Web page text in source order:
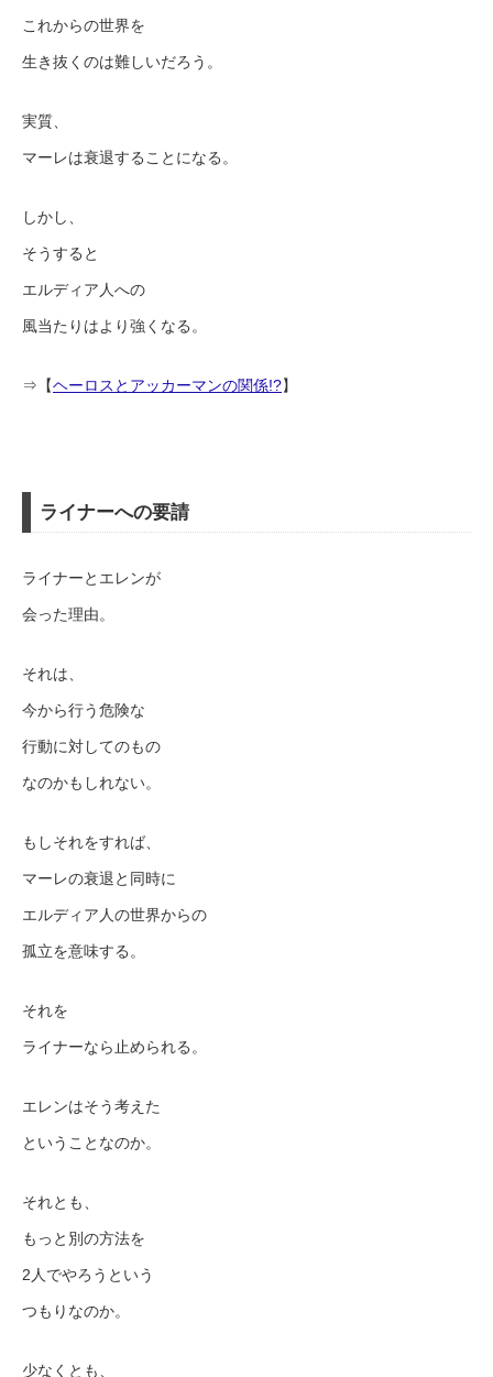
これからの世界を
生き抜くのは難しいだろう。
実質、
マーレは衰退することになる。
しかし、
そうすると
エルディア人への
風当たりはより強くなる。
⇒【ヘーロスとアッカーマンの関係!?】
ライナーへの要請
ライナーとエレンが
会った理由。
それは、
今から行う危険な
行動に対してのもの
なのかもしれない。
もしそれをすれば、
マーレの衰退と同時に
エルディア人の世界からの
孤立を意味する。
それを
ライナーなら止められる。
エレンはそう考えた
ということなのか。
それとも、
もっと別の方法を
2人でやろうという
つもりなのか。
少なくとも、